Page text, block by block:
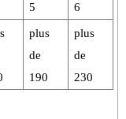
5 6
plus
de
190
plus
de
230